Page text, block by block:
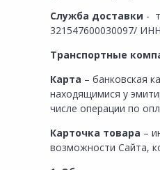
Служба доставки -
321547600030097/
Транспортные
Карта – банковская
находящимися у
числе операции по
Карточка товара –
возможности Сайта,